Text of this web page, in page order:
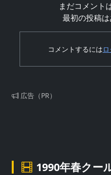
まだコメント
最初の投稿は
コメントするには
広告（PR）
1990年春クー